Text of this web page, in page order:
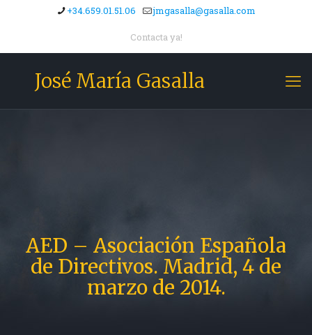
+34.659.01.51.06 jmgasalla@gasalla.com
Contacta ya!
José María Gasalla
AED – Asociación Española
de Directivos. Madrid, 4 de
marzo de 2014.